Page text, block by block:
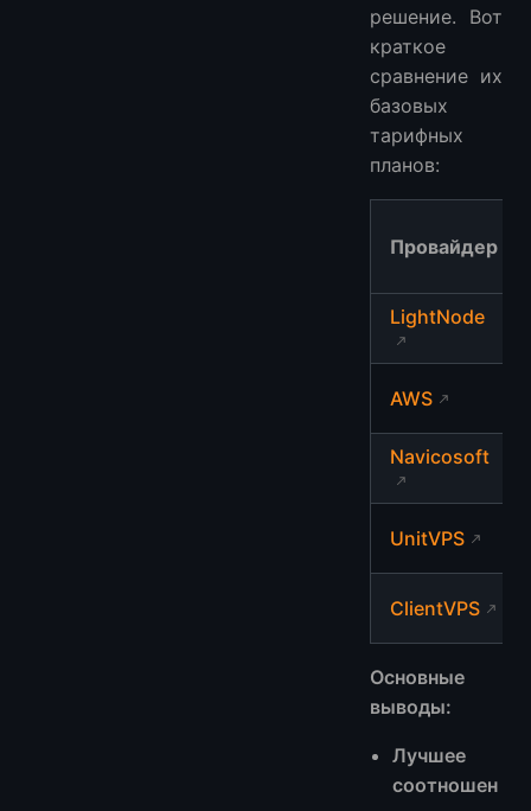
решение. Вот
краткое
сравнение их
базовых
тарифных
планов:
Провайдер
LightNode
AWS
Navicosoft
UnitVPS
ClientVPS
Основные
выводы:
Лучшее
соотношен